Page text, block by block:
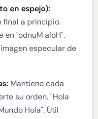
en espejo):
final a principio.
en "odnuM aloH".
especular de
Mantiene cada
su orden. "Hola
Hola". Útil